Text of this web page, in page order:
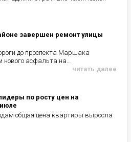
завершен ремонт улицы
до проспекта Маршака
асфальта на…
читать далее
по росту цен на
общая цена квартиры выросла